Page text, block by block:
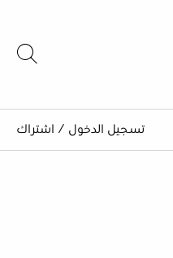
تسجيل الدخول / اشتراك